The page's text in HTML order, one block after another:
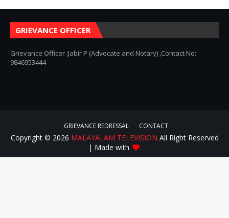
GRIEVANCE OFFICER
Grievance Officer :Jabir P (Advocate and Notary) ,Contact No:
9846953444
GRIEVANCE REDRESSAL CONTACT
Copyright © 2026 MALAYALAM TELEVISION All Right Reserved
| Made with